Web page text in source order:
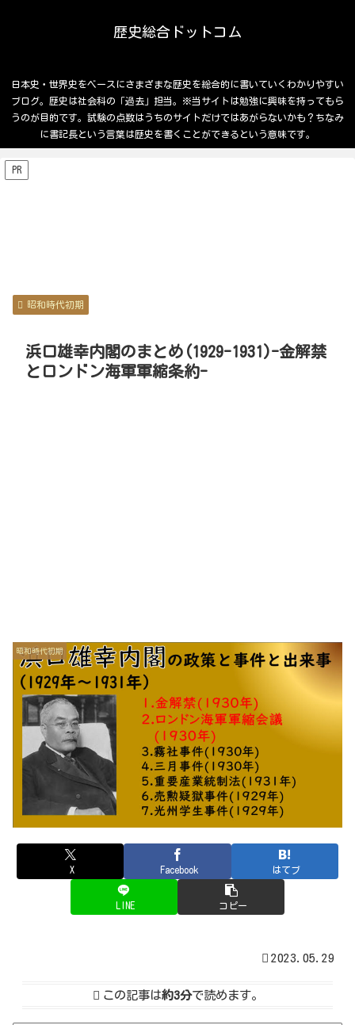
歴史総合ドットコム
日本史・世界史をベースにさまざまな歴史を総合的に書いていくわかりやすい
ブログ。歴史は社会科の「過去」担当。※当サイトは勉強に興味を持ってもら
うのが目的です。試験の点数はうちのサイトだけではあがらないかも？ちなみ
に書記長という言葉は歴史を書くことができるという意味です。
PR
昭和時代初期
浜口雄幸内閣のまとめ(1929-1931)-金解禁
とロンドン海軍軍縮条約-
昭和時代初期
X Facebook はてブ
LINE コピー
2023.05.29
この記事は約3分で読めます。